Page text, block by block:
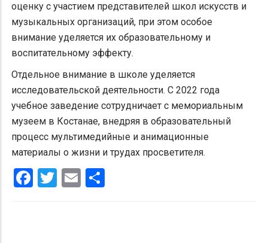
оценку с участием представителей школ искусств и
музыкальных организаций, при этом особое
внимание уделяется их образовательному и
воспитательному эффекту.
Отдельное внимание в школе уделяется
исследовательской деятельности. С 2022 года
учебное заведение сотрудничает с мемориальным
музеем в Костанае, внедряя в образовательный
процесс мультимедийные и анимационные
материалы о жизни и трудах просветителя.
Facebook
Twitter
Email